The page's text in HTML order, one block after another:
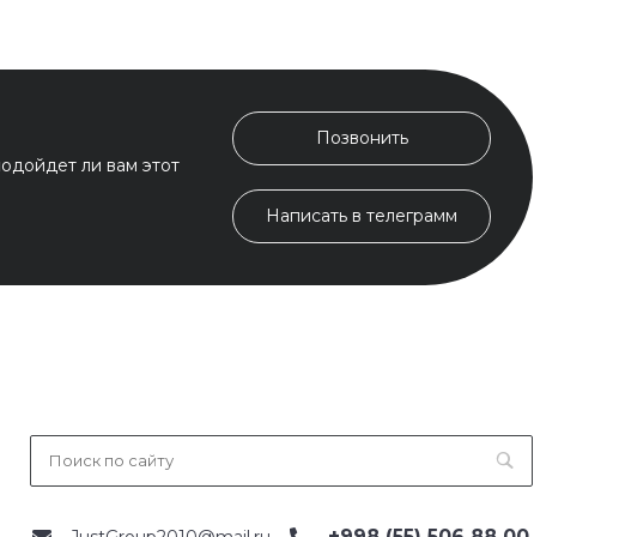
ли вам этот
Позвонить
Написать в телеграмм